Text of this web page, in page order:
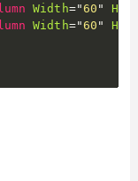
Width="60 "
Width="60 "